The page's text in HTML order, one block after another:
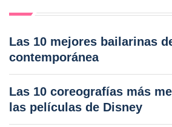
Las 10 mejores bailarinas
contemporánea
Las 10 coreografías más
las películas de Disney